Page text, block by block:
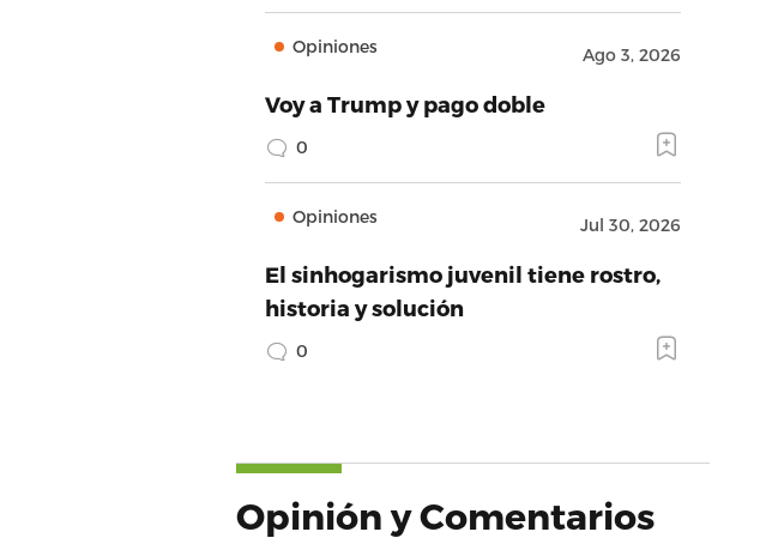
Opiniones Ago 3, 2026
Voy a Trump y pago doble
0
Opiniones Jul 30, 2026
El sinhogarismo juvenil tiene rostro,
historia y solución
0
Opinión y Comentarios